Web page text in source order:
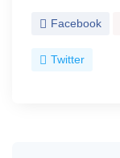
Facebook
Twitter